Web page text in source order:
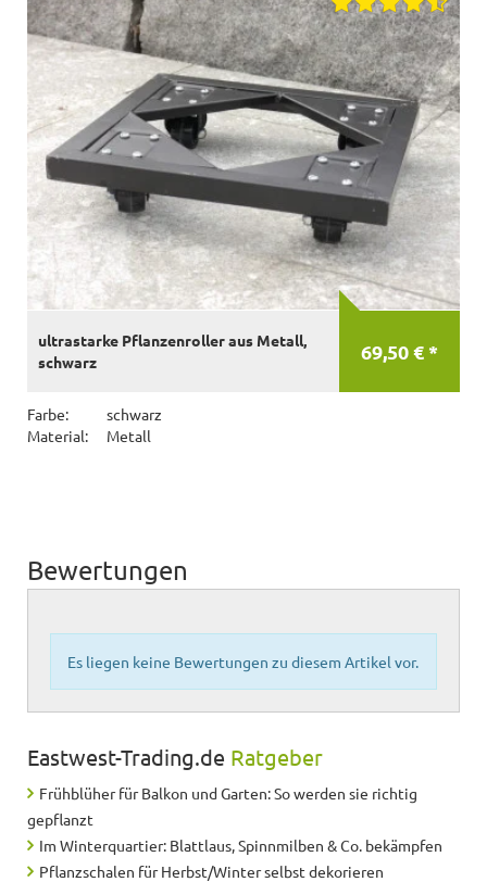
69,50 € *
ultrastarke Pflanzenroller aus Metall,
schwarz
Farbe:
schwarz
Material:
Metall
Bewertungen
Es liegen keine Bewertungen zu diesem Artikel vor.
Eastwest-Trading.de Ratgeber
Frühblüher für Balkon und Garten: So werden sie richtig
gepflanzt
Im Winterquartier: Blattlaus, Spinnmilben & Co. bekämpfen
Pflanzschalen für Herbst/Winter selbst dekorieren